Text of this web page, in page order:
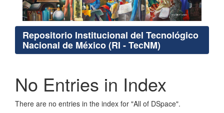
Repositorio Institucional del Tecnológico
Nacional de México (RI - TecNM)
No Entries in Index
There are no entries in the index for "All of DSpace".